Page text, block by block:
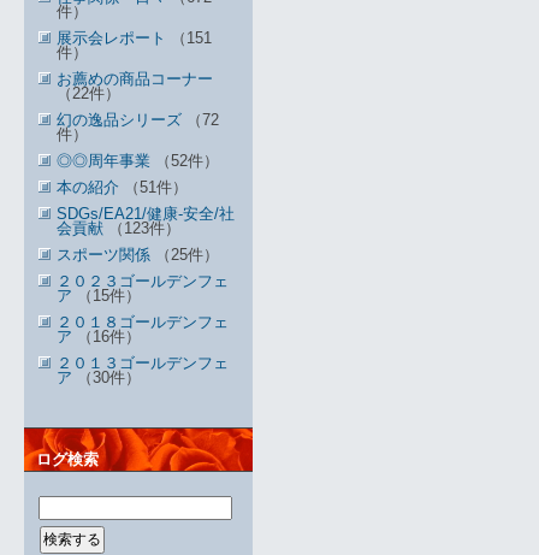
件）
展示会レポート
（151
件）
お薦めの商品コーナー
（22件）
幻の逸品シリーズ （72
件）
◎◎周年事業 （52件）
本の紹介 （51件）
SDGs/EA21/健康-安全/社
会貢献 （123件）
スポーツ関係 （25件）
２０２３ゴールデンフェ
ア （15件）
２０１８ゴールデンフェ
ア （16件）
２０１３ゴールデンフェ
ア （30件）
ログ検索